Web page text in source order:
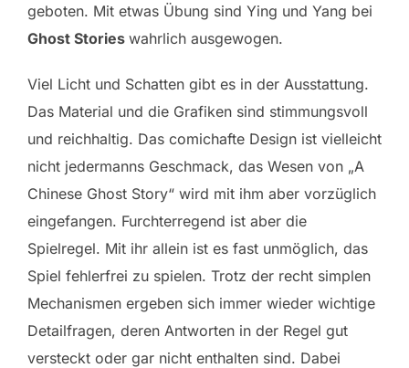
geboten. Mit etwas Übung sind Ying und Yang bei
Ghost Stories wahrlich ausgewogen.
Viel Licht und Schatten gibt es in der Ausstattung.
Das Material und die Grafiken sind stimmungsvoll
und reichhaltig. Das comichafte Design ist vielleicht
nicht jedermanns Geschmack, das Wesen von „A
Chinese Ghost Story“ wird mit ihm aber vorzüglich
eingefangen. Furchterregend ist aber die
Spielregel. Mit ihr allein ist es fast unmöglich, das
Spiel fehlerfrei zu spielen. Trotz der recht simplen
Mechanismen ergeben sich immer wieder wichtige
Detailfragen, deren Antworten in der Regel gut
versteckt oder gar nicht enthalten sind. Dabei